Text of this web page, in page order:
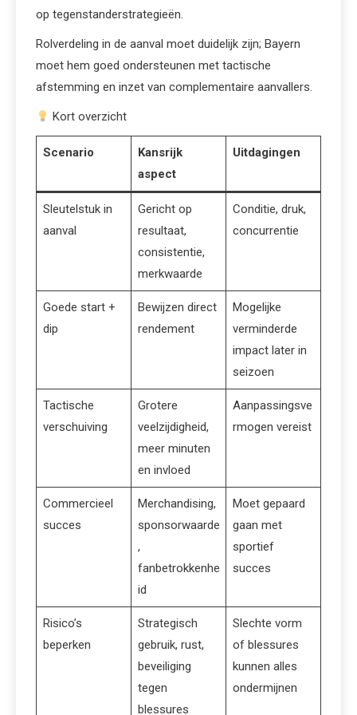
op tegenstanderstrategieën.
Rolverdeling in de aanval moet duidelijk zijn; Bayern
moet hem goed ondersteunen met tactische
afstemming en inzet van complementaire aanvallers.
Kort overzicht
Scenario
Kansrijk
aspect
Uitdagingen
Sleutelstuk in
aanval
Gericht op
resultaat,
consistentie,
merkwaarde
Conditie, druk,
concurrentie
Goede start +
dip
Bewijzen direct
rendement
Mogelijke
verminderde
impact later in
seizoen
Tactische
verschuiving
Grotere
veelzijdigheid,
meer minuten
en invloed
Aanpassingsve
rmogen vereist
Commercieel
succes
Merchandising,
sponsorwaarde
,
fanbetrokkenhe
id
Moet gepaard
gaan met
sportief
succes
Risico’s
beperken
Strategisch
gebruik, rust,
beveiliging
tegen
blessures
Slechte vorm
of blessures
kunnen alles
ondermijnen